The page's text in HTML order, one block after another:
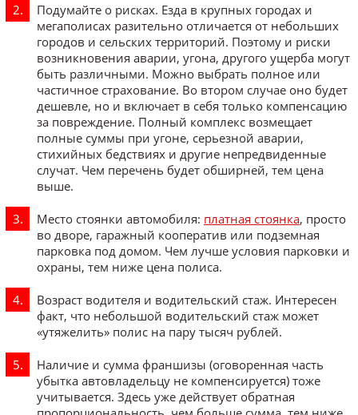
Подумайте о рисках. Езда в крупных городах и
мегаполисах разительно отличается от небольших
городов и сельских территорий. Поэтому и риски
возникновения аварии, угона, другого ущерба могут
быть различными. Можно выбрать полное или
частичное страхование. Во втором случае оно будет
дешевле, но и включает в себя только компенсацию
за повреждение. Полный комплекс возмещает
полные суммы при угоне, серьезной аварии,
стихийных бедствиях и другие непредвиденные
случат. Чем перечень будет обширней, тем цена
выше.
Место стоянки автомобиля: платная стоянка, просто
во дворе, гаражный кооператив или подземная
парковка под домом. Чем лучше условия парковки и
охраны, тем ниже цена полиса.
Возраст водителя и водительский стаж. Интересен
факт, что небольшой водительский стаж может
«утяжелить» полис на пару тысяч рублей.
Наличие и сумма франшизы (оговоренная часть
убытка автовладельцу не компенсируется) тоже
учитывается. Здесь уже действует обратная